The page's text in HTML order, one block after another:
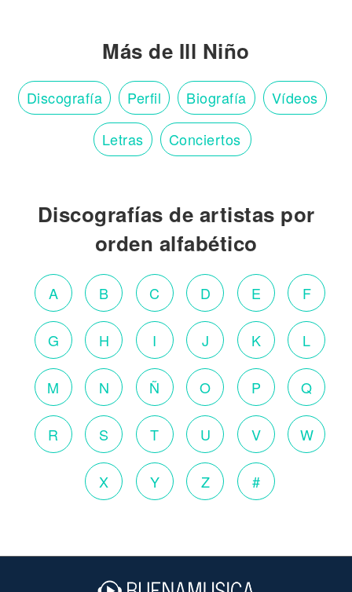
Más de Ill Niño
Discografía Perfil Biografía Vídeos
Letras Conciertos
Discografías de artistas por
orden alfabético
A B C D E F
G H I J K L
M N Ñ O P Q
R S T U V W
X Y Z #